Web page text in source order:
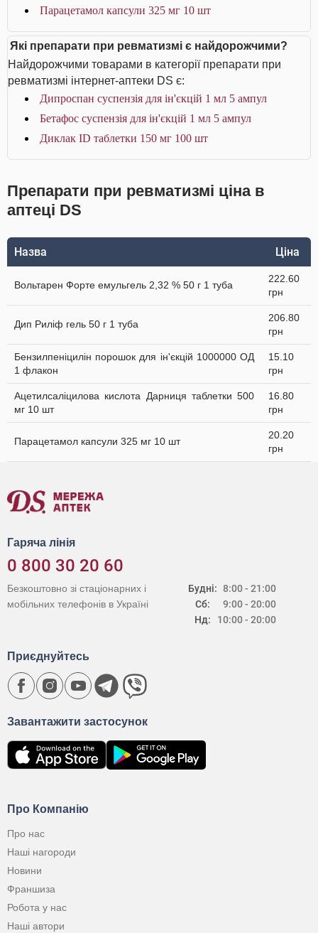
Парацетамол капсули 325 мг 10 шт
Які препарати при ревматизмі є найдорожчими?
Найдорожчими товарами в категорії препарати при
ревматизмі інтернет-аптеки DS є:
Дипроспан суспензія для ін'єкцій 1 мл 5 ампул
Бетафос суспензія для ін'єкцій 1 мл 5 ампул
Диклак ID таблетки 150 мг 100 шт
Препарати при ревматизмі ціна в
аптеці DS
Назва Ціна
Вольтарен Форте емульгель 2,32 % 50 г 1 туба
222.60
грн
Дип Риліф гель 50 г 1 туба
206.80
грн
Бензилпеніцилін порошок для ін'єкцій 1000000 ОД
1 флакон
15.10
грн
Ацетилсаліцилова кислота Дарниця таблетки 500
мг 10 шт
16.80
грн
Парацетамол капсули 325 мг 10 шт
20.20
грн
Гаряча лінія
0 800 30 20 60
Будні:
Сб:
Нд:
8:00 - 21:00
9:00 - 20:00
10:00 - 20:00
Безкоштовно зі стаціонарних і
мобільних телефонів в Україні
Про Компанію
Про нас
Наші нагороди
Новини
Франшиза
Робота у нас
Наші автори
Завантажити застосунок
Приєднуйтесь